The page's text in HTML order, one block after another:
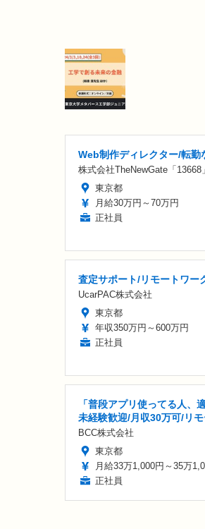
Web制作ディレクター/転勤
株式会社TheNewGate「13668」
東京都
月給30万円～70万円
正社員
査定サポート/リモートワー
UcarPAC株式会社
東京都
年収350万円～600万円
正社員
「普段アプリ使ってる人、
未経験歓迎/月収30万可/リ
BCC株式会社
東京都
月給33万1,000円～35万
正社員